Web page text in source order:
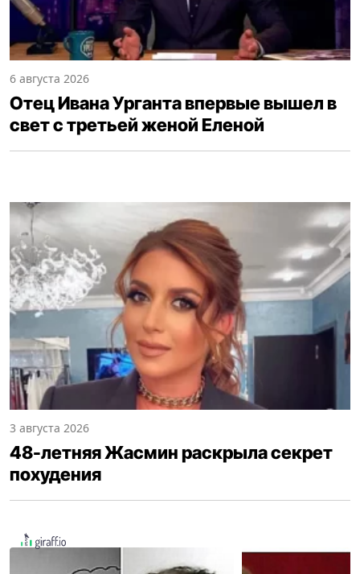
6 августа 2026
Отец Ивана Урганта впервые вышел в
свет с третьей женой Еленой
3 августа 2026
48-летняя Жасмин раскрыла секрет
похудения